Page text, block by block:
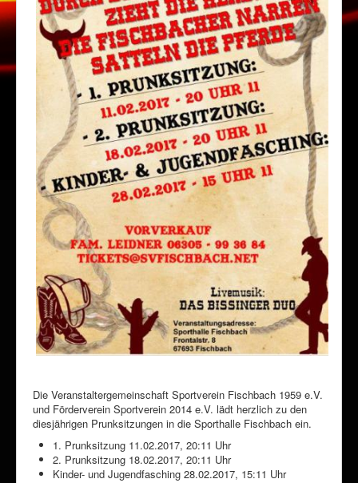
Die Veranstaltergemeinschaft Sportverein Fischbach 1959 e.V.
und Förderverein Sportverein 2014 e.V. lädt herzlich zu den
diesjährigen Prunksitzungen in die Sporthalle Fischbach ein.
1. Prunksitzung 11.02.2017, 20:11 Uhr
2. Prunksitzung 18.02.2017, 20:11 Uhr
Kinder- und Jugendfasching 28.02.2017, 15:11 Uhr